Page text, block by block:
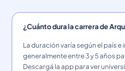
¿Cuánto dura la carrera de
La duración varía según el país e
generalmente entre 3 y 5 años
Descargá la app para ver